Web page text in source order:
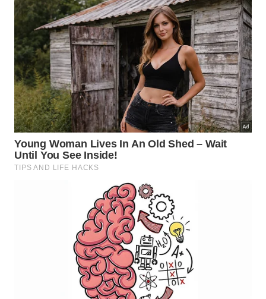
Quando a lata é aberta, o alimento deixa de ficar
protegido em um ambiente selado. -Imagem gerada
por IA
Qual pote usar e por quanto tempo
O ideal é usar potes de vidro com tampa ou
recipientes plásticos próprios para alimentos,
limpos, secos e bem vedados. O vidro tem a
vantagem de não absorver cheiro com facilidade,
principalmente em molhos ácidos, conservas
alimentos desaborforte.